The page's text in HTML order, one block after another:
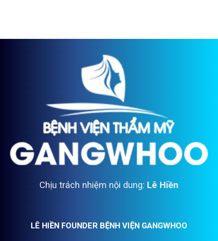
Chịu trách nhiệm nội dung: Lê Hiền
LÊ HIỀN FOUNDER BỆNH VIỆN GANGWHOO